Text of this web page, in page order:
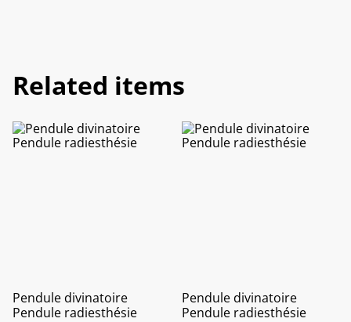
Related items
Pendule divinatoire
Pendule radiesthésie
Pendule divinatoire
Pendule radiesthésie